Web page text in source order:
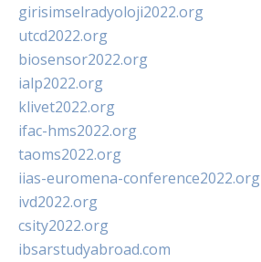
girisimselradyoloji2022.org
utcd2022.org
biosensor2022.org
ialp2022.org
klivet2022.org
ifac-hms2022.org
taoms2022.org
iias-euromena-conference2022.org
ivd2022.org
csity2022.org
ibsarstudyabroad.com